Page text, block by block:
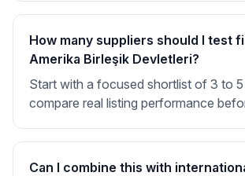
How many suppliers should I test
Amerika Birleşik Devletleri?
Start with a focused shortlist of 3 to 5
compare real listing performance
Can I combine this with